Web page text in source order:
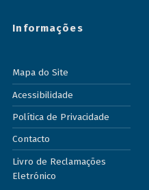
Informações
Mapa do Site
Acessibilidade
Política de Privacidade
Contacto
Livro de Reclamações
Eletrónico